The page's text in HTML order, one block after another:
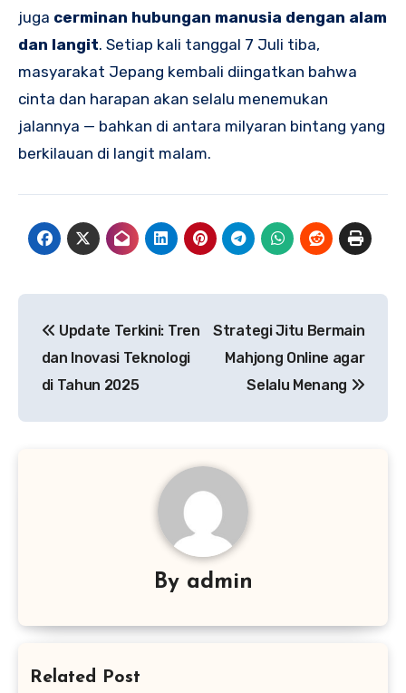
juga cerminan hubungan manusia dengan alam
dan langit. Setiap kali tanggal 7 Juli tiba,
masyarakat Jepang kembali diingatkan bahwa
cinta dan harapan akan selalu menemukan
jalannya — bahkan di antara milyaran bintang yang
berkilauan di langit malam.
pos
Update Terkini: Tren
dan Inovasi Teknologi
di Tahun 2025
Strategi Jitu Bermain
Mahjong Online agar
Selalu Menang
By admin
Related Post